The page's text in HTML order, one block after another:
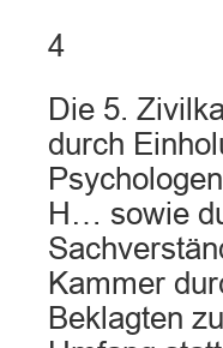
4
Die 5.
durch
H… sowie
Kammer
Beklagten